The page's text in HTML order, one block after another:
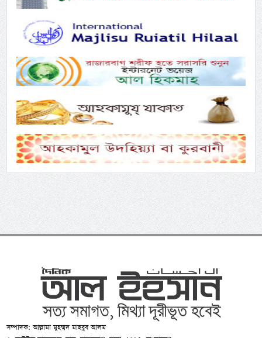
সম্পাদক: আল্লামা মুহম্মদ মাহবুব আলম